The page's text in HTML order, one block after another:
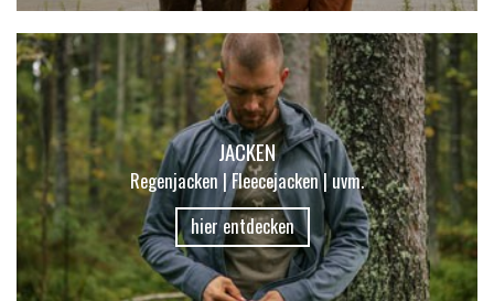
JACKEN
Regenjacken | Fleecejacken | uvm.
hier entdecken